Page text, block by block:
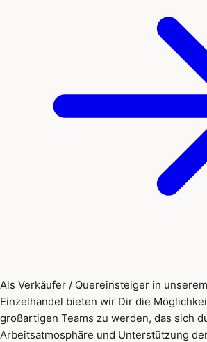
Als Verkäufer / Quereinsteiger in
Einzelhandel bieten wir Dir die
großartigen Teams zu werden, das sich
Arbeitsatmosphäre und Unterstützung